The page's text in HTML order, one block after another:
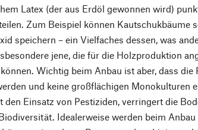
Latex (der aus Erdöl gewonnen wird)
Zum Beispiel können Kautschukbäume
speichern – ein Vielfaches dessen, was
jene, die für die Holzproduktion
Wichtig beim Anbau ist aber, dass die
und keine großflächigen Monokulturen
den Einsatz von Pestiziden, verringert die
Idealerweise werden beim